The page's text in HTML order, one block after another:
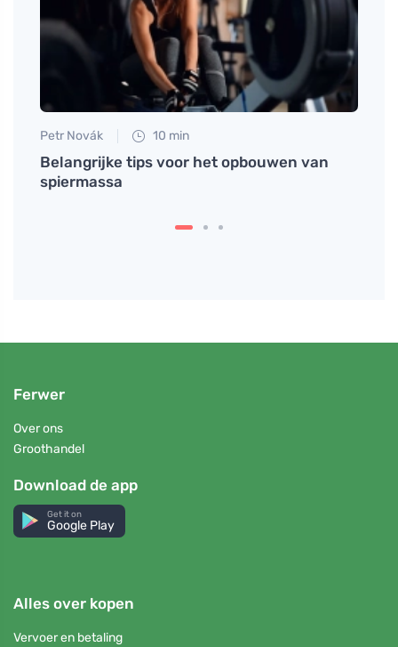
Petr Novák 10 min
Belangrijke tips voor het opbouwen van
spiermassa
Ferwer
Over ons
Groothandel
Download de app
Get it on
Google Play
Alles over kopen
Vervoer en betaling